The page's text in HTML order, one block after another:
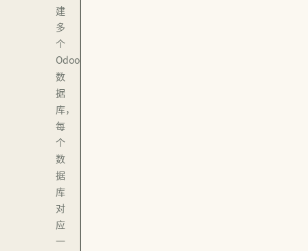
建
多
个
Odoo
数
据
库，
每
个
数
据
库
对
应
一